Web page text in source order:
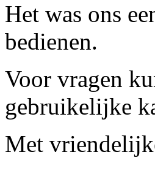
Het was ons
bedienen.
Voor vragen
gebruikelijke
Met